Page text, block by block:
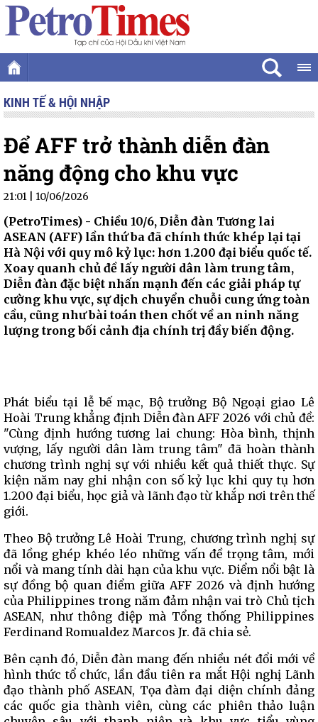
KINH TẾ & HỘI NHẬP
Để AFF trở thành diễn đàn
năng động cho khu vực
21:01 | 10/06/2026
(PetroTimes) - Chiều 10/6, Diễn đàn Tương lai
ASEAN (AFF) lần thứ ba đã chính thức khép lại tại
Hà Nội với quy mô kỷ lục: hơn 1.200 đại biểu quốc tế.
Xoay quanh chủ đề lấy người dân làm trung tâm,
Diễn đàn đặc biệt nhấn mạnh đến các giải pháp tự
cường khu vực, sự dịch chuyển chuỗi cung ứng toàn
cầu, cũng như bài toán then chốt về an ninh năng
lượng trong bối cảnh địa chính trị đầy biến động.
Phát biểu tại lễ bế mạc, Bộ trưởng Bộ Ngoại giao Lê
Hoài Trung khẳng định Diễn đàn AFF 2026 với chủ đề:
"Cùng định hướng tương lai chung: Hòa bình, thịnh
vượng, lấy người dân làm trung tâm" đã hoàn thành
chương trình nghị sự với nhiều kết quả thiết thực. Sự
kiện năm nay ghi nhận con số kỷ lục khi quy tụ hơn
1.200 đại biểu, học giả và lãnh đạo từ khắp nơi trên thế
giới.
Theo Bộ trưởng Lê Hoài Trung, chương trình nghị sự
đã lồng ghép khéo léo những vấn đề trọng tâm, mới
nổi và mang tính dài hạn của khu vực. Điểm nổi bật là
sự đồng bộ quan điểm giữa AFF 2026 và định hướng
của Philippines trong năm đảm nhận vai trò Chủ tịch
ASEAN, như thông điệp mà Tổng thống Philippines
Ferdinand Romualdez Marcos Jr. đã chia sẻ.
Bên cạnh đó, Diễn đàn mang đến nhiều nét đổi mới về
hình thức tổ chức, lần đầu tiên ra mắt Hội nghị Lãnh
đạo thành phố ASEAN, Tọa đàm đại diện chính đảng
các quốc gia thành viên, cùng các phiên thảo luận